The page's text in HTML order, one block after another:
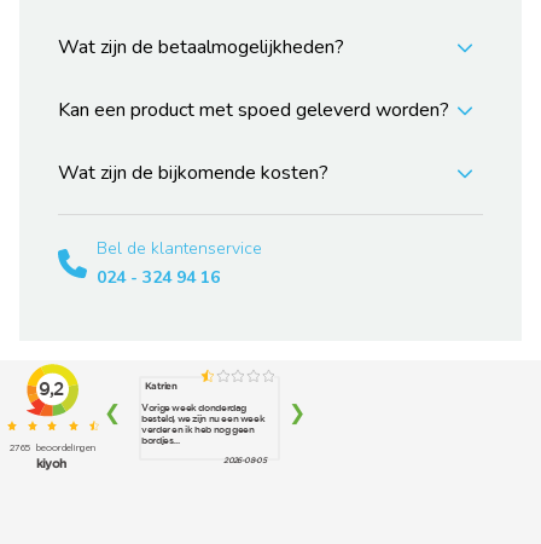
Wat zijn de betaalmogelijkheden?
Kan een product met spoed geleverd worden?
Wat zijn de bijkomende kosten?
Bel de klantenservice
024 - 324 94 16